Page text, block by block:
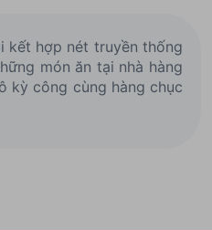
kết hợp nét truyền thống
món ăn tại nhà hàng
kỳ công cùng hàng chục